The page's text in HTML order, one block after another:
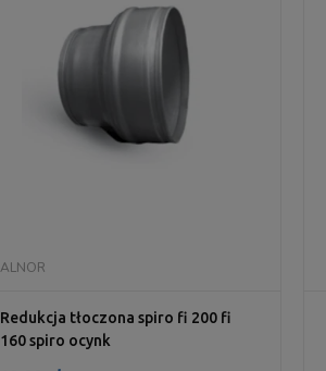
Redukcja tłoczona spiro fi 200 fi
160 spiro ocynk
ALNOR